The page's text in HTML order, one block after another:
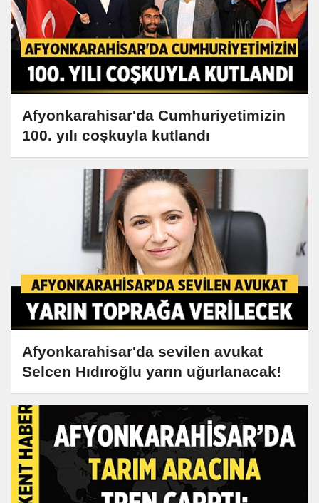
Afyonkarahisar'da Cumhuriyetimizin
100. yılı coşkuyla kutlandı
Afyonkarahisar'da sevilen avukat
Selcen Hıdıroğlu yarın uğurlanacak!